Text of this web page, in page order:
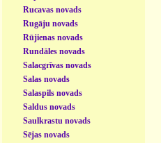
Rucavas novads
Rugāju novads
Rūjienas novads
Rundāles novads
Salacgrīvas novads
Salas novads
Salaspils novads
Saldus novads
Saulkrastu novads
Sējas novads